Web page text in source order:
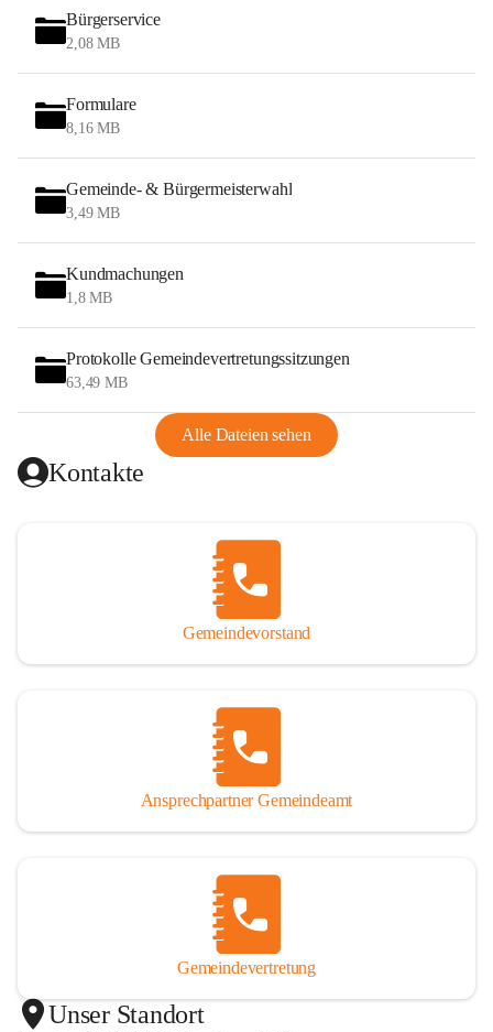
Bürgerservice
2,08 MB
Formulare
8,16 MB
Gemeinde- & Bürgermeisterwahl
3,49 MB
Kundmachungen
1,8 MB
Protokolle Gemeindevertretungssitzungen
63,49 MB
Alle Dateien sehen
Kontakte
Gemeindevorstand
Ansprechpartner Gemeindeamt
Gemeindevertretung
Unser Standort